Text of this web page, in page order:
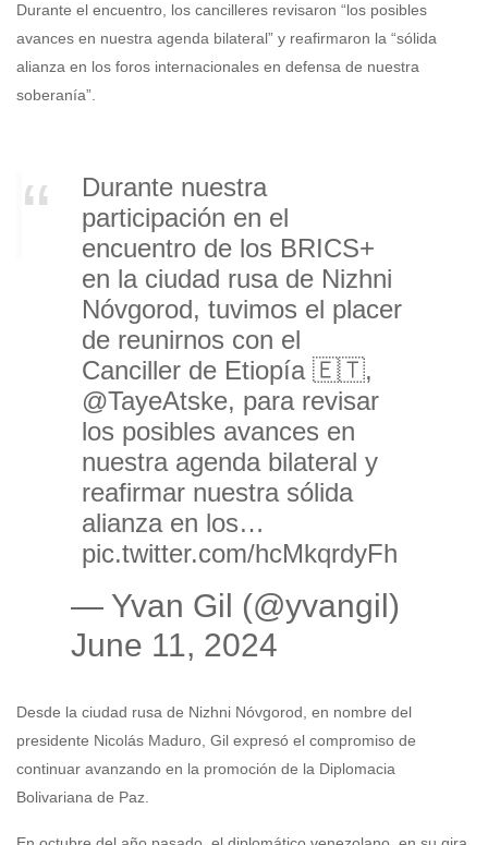
Durante el encuentro, los cancilleres revisaron “los posibles
avances en nuestra agenda bilateral” y reafirmaron la “sólida
alianza en los foros internacionales en defensa de nuestra
soberanía”.
Durante nuestra
participación en el
encuentro de los BRICS+
en la ciudad rusa de Nizhni
Nóvgorod, tuvimos el placer
de reunirnos con el
Canciller de Etiopía 🇪🇹,
@TayeAtske, para revisar
los posibles avances en
nuestra agenda bilateral y
reafirmar nuestra sólida
alianza en los…
pic.twitter.com/hcMkqrdyFh
— Yvan Gil (@yvangil)
June 11, 2024
Desde la ciudad rusa de Nizhni Nóvgorod, en nombre del
presidente Nicolás Maduro, Gil expresó el compromiso de
continuar avanzando en la promoción de la Diplomacia
Bolivariana de Paz.